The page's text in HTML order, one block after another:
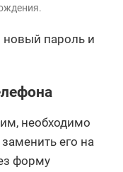
пароль и
необходимо
его на
форму